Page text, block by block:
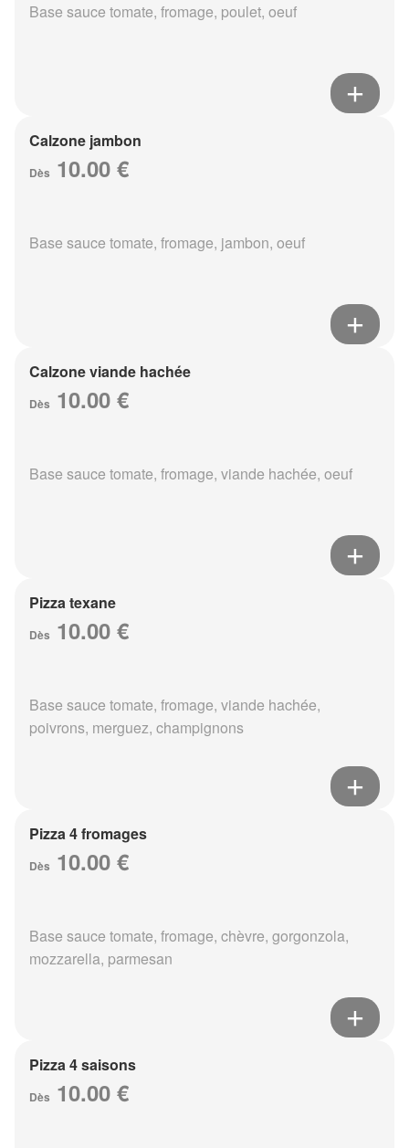
Base sauce tomate, fromage, poulet, oeuf
Calzone jambon
Dès 10.00 €
Base sauce tomate, fromage, jambon, oeuf
Calzone viande hachée
Dès 10.00 €
Base sauce tomate, fromage, viande hachée, oeuf
Pizza texane
Dès 10.00 €
Base sauce tomate, fromage, viande hachée,
poivrons, merguez, champignons
Pizza 4 fromages
Dès 10.00 €
Base sauce tomate, fromage, chèvre, gorgonzola,
mozzarella, parmesan
Pizza 4 saisons
Dès 10.00 €